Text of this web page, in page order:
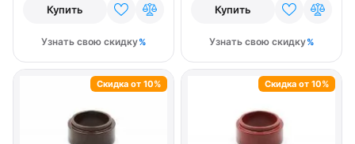
Купить
Узнать свою скидку
Купить
Узнать свою скидку
Скидка от 10% Скидка от 10%